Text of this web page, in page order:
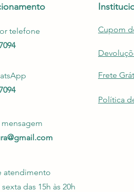
telefone
Cupom
Frete
Política
mensagem
atendimento
das 15h às 20h